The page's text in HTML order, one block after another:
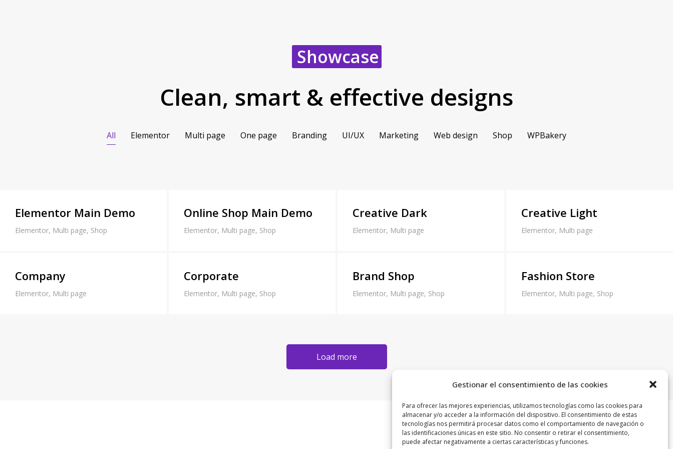
Gestionar el consentimiento de las cookies
Para ofrecer las mejores experiencias, utilizamos tecnologías como las cookies para
almacenar y/o acceder a la información del dispositivo. El consentimiento de estas
tecnologías nos permitirá procesar datos como el comportamiento de navegación o
las identificaciones únicas en este sitio. No consentir o retirar el consentimiento,
puede afectar negativamente a ciertas características y funciones.
Showcase
Clean, smart & effective designs
All Elementor Multi page One page Branding UI/UX Marketing Web design Shop WPBakery
Elementor Main Demo
Elementor, Multi page, Shop
Online Shop Main Demo
Elementor, Multi page, Shop
Creative Dark
Elementor, Multi page
Creative Light
Elementor, Multi page
Company
Elementor, Multi page
Corporate
Elementor, Multi page, Shop
Brand Shop
Elementor, Multi page, Shop
Fashion Store
Elementor, Multi page, Shop
Load more